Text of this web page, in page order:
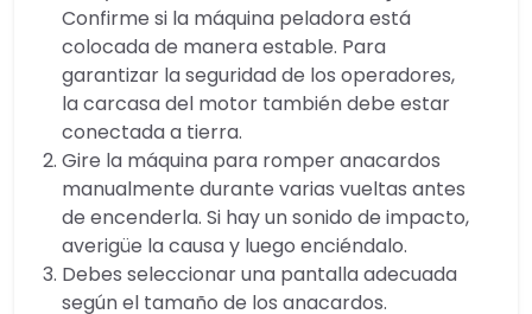
Confirme si la máquina peladora está
colocada de manera estable. Para
garantizar la seguridad de los operadores,
la carcasa del motor también debe estar
conectada a tierra.
Gire la máquina para romper anacardos
manualmente durante varias vueltas antes
de encenderla. Si hay un sonido de impacto,
averigüe la causa y luego enciéndalo.
Debes seleccionar una pantalla adecuada
según el tamaño de los anacardos.